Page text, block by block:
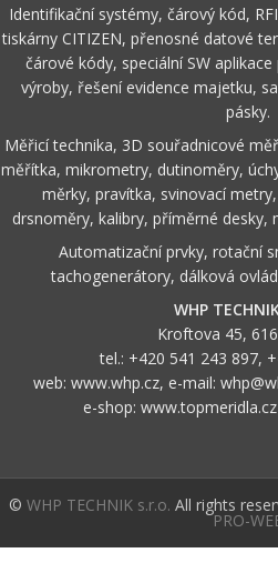
Identifikační systémy, čárový kód,
tiskárny CITIZEN, přenosné datové
čárové kódy, speciální SW
výroby, řešení evidence majetku,
pásky.
Měřicí technika, 3D souřadnicové
měřítka, mikrometry, dutinoměry,
měrky, pravítka, svinovací
drsnoměry, kalibry, příměrné desky,
Automatizační prvky, rotační
tachogenerátory, dálková
WHP
Kroftova 45,
tel.: +420 541 243 897,
web: www.whp.cz, e-mail:
e-shop: www.topmeridla.cz
© WHP TECHNIK s.r.o. All rights
PRO-